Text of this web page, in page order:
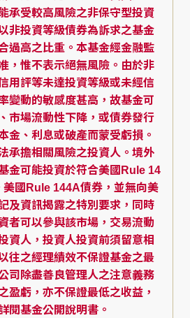
承受較高風險之非保守型投資
非投資等級債券為訴求之基金
過高之比重。本基金經金融監
，惟不表示絕無風險。由於非
用評等未達投資等級或未經信
變動的敏感度甚高，故基金可
市場流動性下降，或債券發行
金、利息或破產而蒙受虧損。
承擔相關風險之投資人。境外
金可能投資於符合美國Rule 14
美國Rule 144A債券，並無向美
及資訊揭露之特別要求，同時
者可以參與該市場，交易流動
資人，投資人投資前須留意相
往之經理績效不保證基金之最
司除盡善良管理人之注意義務
盈虧，亦不保證最低之收益，
閱基金公開說明書。